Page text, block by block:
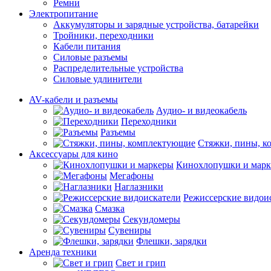
Ремни
Электропитание
Аккумуляторы и зарядные устройства, батарейки
Тройники, переходники
Кабели питания
Силовые разъемы
Распределительные устройства
Силовые удлинители
AV-кабели и разъемы
Аудио- и видеокабель
Переходники
Разъемы
Стяжки, пины,
Аксессуары для кино
Кинохлопушки и
Мегафоны
Наглазники
Режиссерские
Смазка
Секундомеры
Сувениры
Флешки, зарядки
Аренда техники
Свет и грип